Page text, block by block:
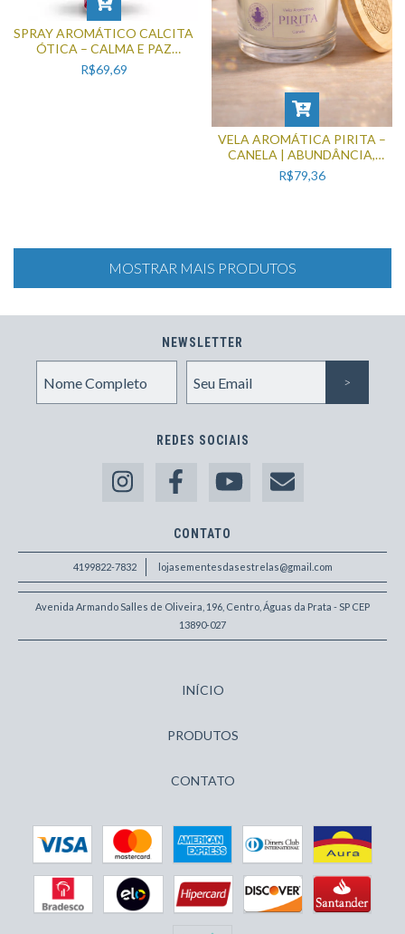
SPRAY AROMÁTICO CALCITA
ÓTICA – CALMA E PAZ
(110ML)
R$69,69
VELA AROMÁTICA PIRITA –
CANELA | ABUNDÂNCIA,
ENERGIA E PROSPERIDADE
R$79,36
MOSTRAR MAIS PRODUTOS
NEWSLETTER
REDES SOCIAIS
CONTATO
4199822-7832 lojasementesdasestrelas@gmail.com
Avenida Armando Salles de Oliveira, 196, Centro, Águas da Prata - SP CEP
13890-027
INÍCIO
PRODUTOS
CONTATO